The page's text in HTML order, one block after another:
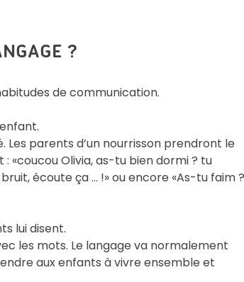
?
de communication.
parents d’un nourrisson prendront le
«coucou Olivia, as-tu bien dormi ? tu
écoute ça … !» ou encore «As-tu faim ?
lui disent.
les mots. Le langage va normalement
aux enfants à vivre ensemble et